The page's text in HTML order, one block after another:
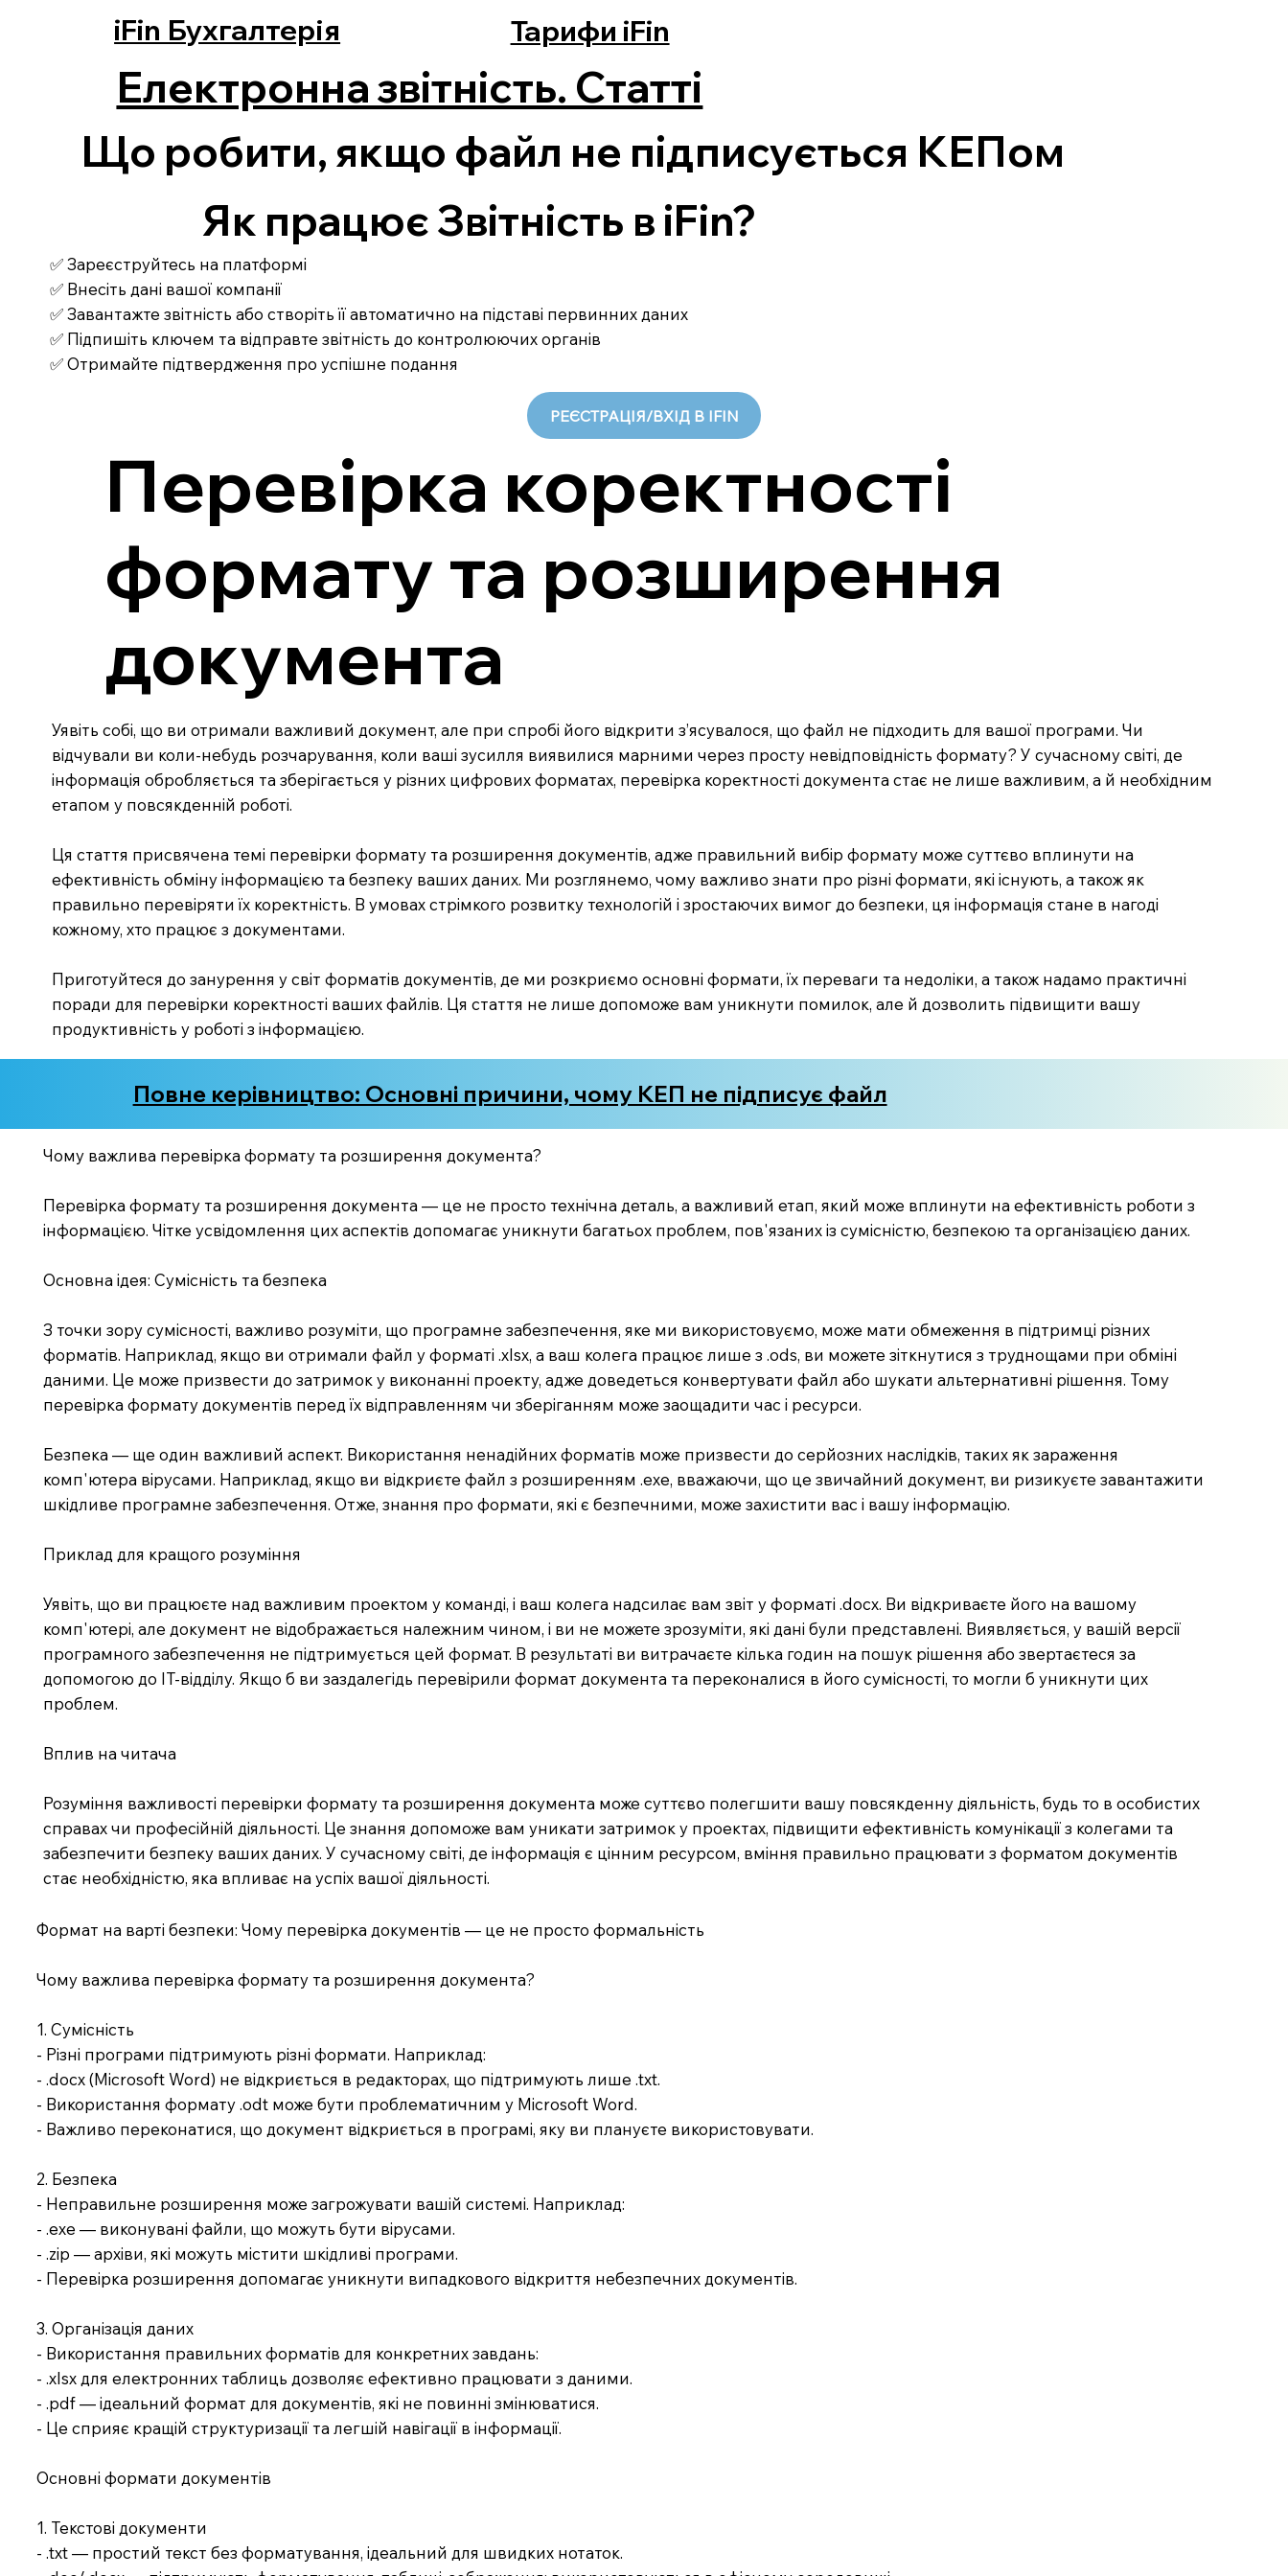
iFin Бухгалтерія Тарифи iFin
Електронна звітність. Статті
Що робити, якщо файл не підписується КЕПом
Як працює Звітність в iFin?
✅ Зареєструйтесь на платформі
✅ Внесіть дані вашої компанії
✅ Завантажте звітність або створіть її автоматично на підставі первинних даних
✅ Підпишіть ключем та відправте звітність до контролюючих органів
✅ Отримайте підтвердження про успішне подання
РЕЄСТРАЦІЯ/ВХІД В IFIN
Перевірка коректності
формату та розширення
документа
Уявіть собі, що ви отримали важливий документ, але при спробі його відкрити з’ясувалося, що файл не підходить для вашої програми. Чи
відчували ви коли-небудь розчарування, коли ваші зусилля виявилися марними через просту невідповідність формату? У сучасному світі, де
інформація обробляється та зберігається у різних цифрових форматах, перевірка коректності документа стає не лише важливим, а й необхідним
етапом у повсякденній роботі.
Ця стаття присвячена темі перевірки формату та розширення документів, адже правильний вибір формату може суттєво вплинути на
ефективність обміну інформацією та безпеку ваших даних. Ми розглянемо, чому важливо знати про різні формати, які існують, а також як
правильно перевіряти їх коректність. В умовах стрімкого розвитку технологій і зростаючих вимог до безпеки, ця інформація стане в нагоді
кожному, хто працює з документами.
Приготуйтеся до занурення у світ форматів документів, де ми розкриємо основні формати, їх переваги та недоліки, а також надамо практичні
поради для перевірки коректності ваших файлів. Ця стаття не лише допоможе вам уникнути помилок, але й дозволить підвищити вашу
продуктивність у роботі з інформацією.
Повне керівництво: Основні причини, чому КЕП не підписує файл
Чому важлива перевірка формату та розширення документа?
Перевірка формату та розширення документа — це не просто технічна деталь, а важливий етап, який може вплинути на ефективність роботи з
інформацією. Чітке усвідомлення цих аспектів допомагає уникнути багатьох проблем, пов'язаних із сумісністю, безпекою та організацією даних.
Основна ідея: Сумісність та безпека
З точки зору сумісності, важливо розуміти, що програмне забезпечення, яке ми використовуємо, може мати обмеження в підтримці різних
форматів. Наприклад, якщо ви отримали файл у форматі .xlsx, а ваш колега працює лише з .ods, ви можете зіткнутися з труднощами при обміні
даними. Це може призвести до затримок у виконанні проекту, адже доведеться конвертувати файл або шукати альтернативні рішення. Тому
перевірка формату документів перед їх відправленням чи зберіганням може заощадити час і ресурси.
Безпека — ще один важливий аспект. Використання ненадійних форматів може призвести до серйозних наслідків, таких як зараження
комп'ютера вірусами. Наприклад, якщо ви відкриєте файл з розширенням .exe, вважаючи, що це звичайний документ, ви ризикуєте завантажити
шкідливе програмне забезпечення. Отже, знання про формати, які є безпечними, може захистити вас і вашу інформацію.
Приклад для кращого розуміння
Уявіть, що ви працюєте над важливим проектом у команді, і ваш колега надсилає вам звіт у форматі .docx. Ви відкриваєте його на вашому
комп'ютері, але документ не відображається належним чином, і ви не можете зрозуміти, які дані були представлені. Виявляється, у вашій версії
програмного забезпечення не підтримується цей формат. В результаті ви витрачаєте кілька годин на пошук рішення або звертаєтеся за
допомогою до IT-відділу. Якщо б ви заздалегідь перевірили формат документа та переконалися в його сумісності, то могли б уникнути цих
проблем.
Вплив на читача
Розуміння важливості перевірки формату та розширення документа може суттєво полегшити вашу повсякденну діяльність, будь то в особистих
справах чи професійній діяльності. Це знання допоможе вам уникати затримок у проектах, підвищити ефективність комунікації з колегами та
забезпечити безпеку ваших даних. У сучасному світі, де інформація є цінним ресурсом, вміння правильно працювати з форматом документів
стає необхідністю, яка впливає на успіх вашої діяльності.
Формат на варті безпеки: Чому перевірка документів — це не просто формальність
Чому важлива перевірка формату та розширення документа?
1. Сумісність
- Різні програми підтримують різні формати. Наприклад:
- .docx (Microsoft Word) не відкриється в редакторах, що підтримують лише .txt.
- Використання формату .odt може бути проблематичним у Microsoft Word.
- Важливо переконатися, що документ відкриється в програмі, яку ви плануєте використовувати.
2. Безпека
- Неправильне розширення може загрожувати вашій системі. Наприклад:
- .exe — виконувані файли, що можуть бути вірусами.
- .zip — архіви, які можуть містити шкідливі програми.
- Перевірка розширення допомагає уникнути випадкового відкриття небезпечних документів.
3. Організація даних
- Використання правильних форматів для конкретних завдань:
- .xlsx для електронних таблиць дозволяє ефективно працювати з даними.
- .pdf — ідеальний формат для документів, які не повинні змінюватися.
- Це сприяє кращій структуризації та легшій навігації в інформації.
Основні формати документів
1. Текстові документи
- .txt — простий текст без форматування, ідеальний для швидких нотаток.